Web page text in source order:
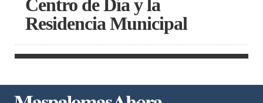
Centro de Día y la
Residencia Municipal